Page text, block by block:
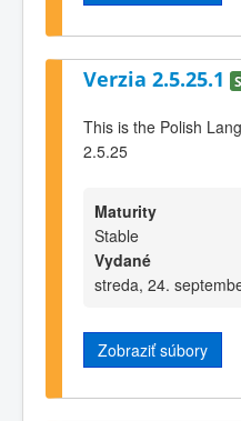
Verzia 2.5.25.1
This is the Polish
2.5.25
Maturity
Stable
Vydané
streda, 24.
Zobraziť súbory